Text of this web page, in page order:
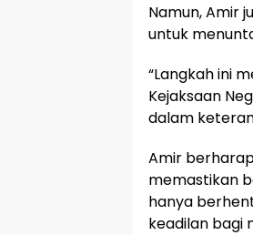
Namun, Amir
untuk
“Langkah ini
Kejaksaan
dalam
Amir
memastikan
hanya
keadilan bagi